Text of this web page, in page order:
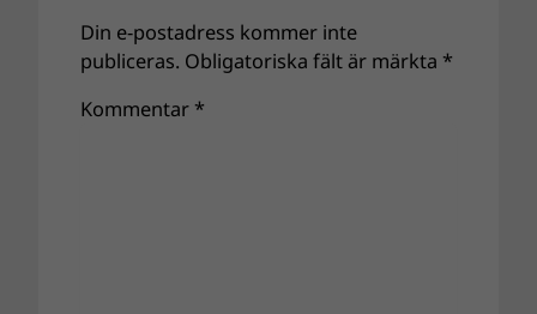
Din e-postadress kommer inte
publiceras. Obligatoriska fält är märkta *
Kommentar *